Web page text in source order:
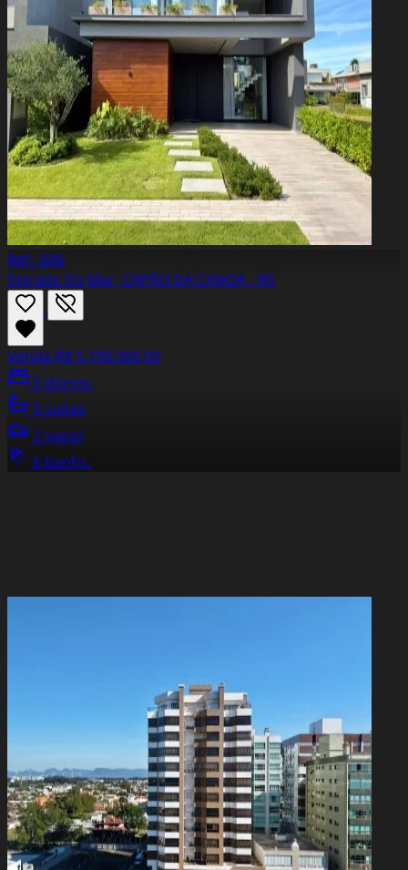
Ref.: 606
Estrada Do Mar, CAPÃO DA CANOA - RS
Venda R$ 5.190.000,00
5 dorms.
5 suítes
2 vagas
6 banhs.